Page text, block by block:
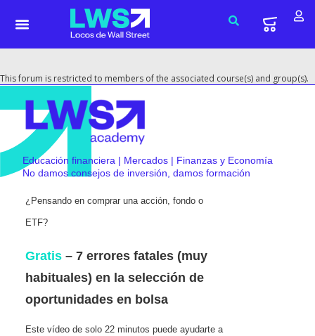
This forum is restricted to members of the associated course(s) and group(s).
Educación financiera | Mercados | Finanzas y Economía
No damos consejos de inversión, damos formación
¿Pensando en comprar una acción, fondo o
ETF?
Gratis – 7 errores fatales (muy
habituales) en la selección de
oportunidades en bolsa
Este vídeo de solo 22 minutos puede ayudarte a